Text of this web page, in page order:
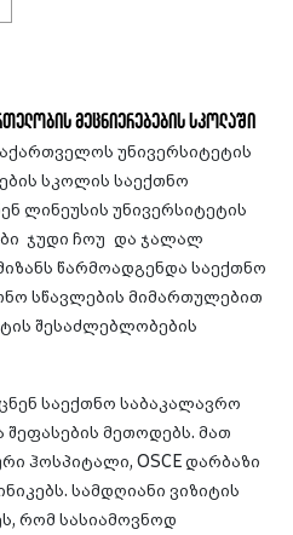
მეცნიერებების სკოლაში
უნივერსიტეტის
სკოლის საექთნო
ლინეუსის უნივერსიტეტის
ჯუდი ჩოუ და ჯალალ
წარმოადგენდა საექთნო
სწავლების მიმართულებით
შესაძლებლობების
საექთნო საბაკალავრო
მეთოდებს. მათ
ჰოსპიტალი, OSCE დარბაზი
სამდღიანი ვიზიტის
რომ სასიამოვნოდ